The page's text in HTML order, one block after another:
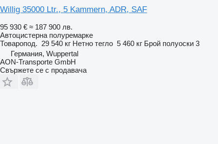
Willig 35000 Ltr., 5 Kammern, ADR, SAF
95 930 € ≈ 187 900 лв.
Автоцистерна полуремарке
Товаропод. 29 540 кг Нетно тегло 5 460 кг Брой полуоски 3
Германия, Wuppertal
AON-Transporte GmbH
Свържете се с продавача